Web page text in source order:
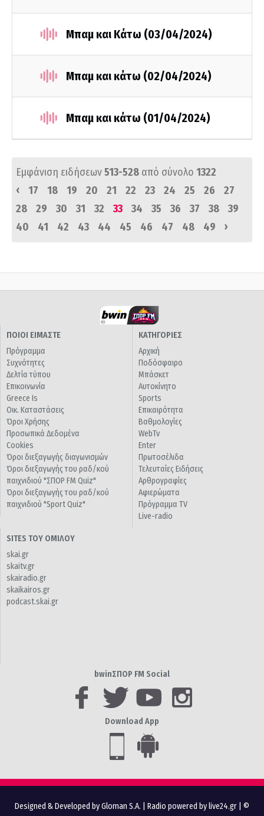
Μπαμ και Κάτω (03/04/2024)
Μπαμ και κάτω (02/04/2024)
Μπαμ και κάτω (01/04/2024)
Εμφάνιση ειδήσεων513-528 από σύνολο 1322
‹
17 18 19 20 21 22 23 24 25 26
27
28
29 30 31 32 33 34 35 36 37 38
39
40
41 42 43 44 45 46 47 48 49 ›
ΠΟΙΟΙ ΕΙΜΑΣΤΕ
Πρόγραμμα
Συχνότητες
Δελτία τύπου
Επικοινωνία
Greece Is
Οικ. Καταστάσεις
Όροι Χρήσης
Προσωπικά Δεδομένα
Cookies
Όροι διεξαγωγής διαγωνισμών
Όροι διεξαγωγής του ραδ/κού
παιχνιδιού "ΣΠΟΡ FM Quiz"
Όροι διεξαγωγής του ραδ/κού
παιχνιδιού "Sport Quiz"
ΚΑΤΗΓΟΡΙΕΣ
Αρχική
Ποδόσφαιρο
Μπάσκετ
Αυτοκίνητο
Sports
Επικαιρότητα
Βαθμολογίες
WebTv
Enter
Πρωτοσέλιδα
Τελευταίες Ειδήσεις
Αρθρογραφίες
Αφιερώματα
Πρόγραμμα TV
Live-radio
SITES ΤΟΥ ΟΜΙΛΟΥ
skai.gr
skaitv.gr
skairadio.gr
skaikairos.gr
podcast.skai.gr
bwinΣΠΟΡ FM Social
Download App
Designed & Developed by Gloman S.A. Radio powered by live24.gr | ©